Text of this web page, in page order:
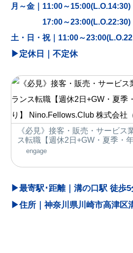
月～金｜11:00～15:00(L.O.14:30)
17:00～23:00(L.O.22:30)
土・日・祝｜11:00～
▶︎定休日｜不定休
《必見》接客・販売・サービス
ス転職【週休2日+GW・夏季・
engage
▶︎最寄駅･距離｜溝の口駅 徒歩
▶︎住所｜神奈川県川崎市高津区